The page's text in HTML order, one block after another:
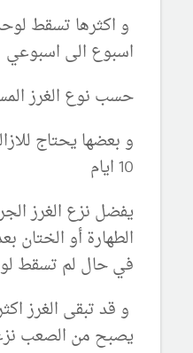
و اكثرها تسقط
اسبوع الى اسبوعي
حسب نوع الغرز
و بعضها يحتاج
10 ايام
يفضل نزع الغرز
في حال لم تسقط
يصبح من الصعب